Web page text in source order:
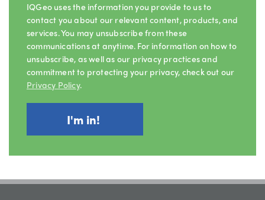
IQGeo uses the information you provide to us to
contact you about our relevant content, products, and
services. You may unsubscribe from these
communications at anytime. For information on how to
unsubscribe, as well as our privacy practices and
commitment to protecting your privacy, check out our
Privacy Policy.